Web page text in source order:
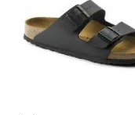
vil
oppdatere
produktbildet